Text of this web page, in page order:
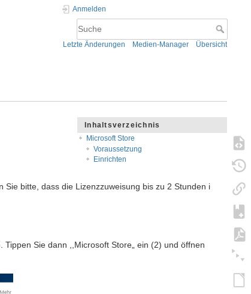
Anmelden
Letzte Änderungen Medien-Manager Übersicht
Inhaltsverzeichnis
Microsoft Store
Voraussetzung
Einrichten
Sie bitte, dass die Lizenzzuweisung bis zu 2 Stunden i
Sie dann ,,Microsoft Store„ ein (2) und öffnen